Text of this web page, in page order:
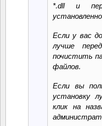
*.dll и
Если у вас
лучше
почистить
файлов.
Если вы
установку
клик на